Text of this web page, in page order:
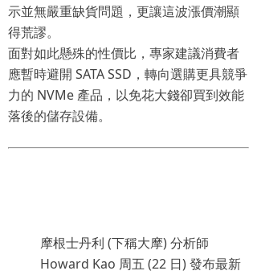
示並無嚴重缺貨問題，更讓這波漲價潮顯
得荒謬。
面對如此懸殊的性價比，專家建議消費者
應暫時避開 SATA SSD，轉向選購更具競爭
力的 NVMe 產品，以免花大錢卻買到效能
落後的儲存設備。
摩根士丹利 (下稱大摩) 分析師
Howard Kao 周五 (22 日) 發布最新